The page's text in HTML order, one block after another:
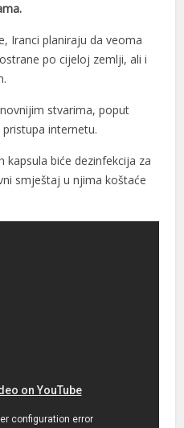
Iranci planiraju da veoma
po cijeloj zemlji, ali i
stvarima, poput
internetu.
biće dezinfekcija za
smještaj u njima koštaće